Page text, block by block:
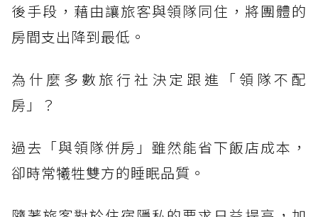
後手段，藉由讓旅客與領隊同住，將團體的
房間支出降到最低。
為什麼多數旅行社決定跟進「領隊不配
房」？
過去「與領隊併房」雖然能省下飯店成本，
卻時常犧牲雙方的睡眠品質。